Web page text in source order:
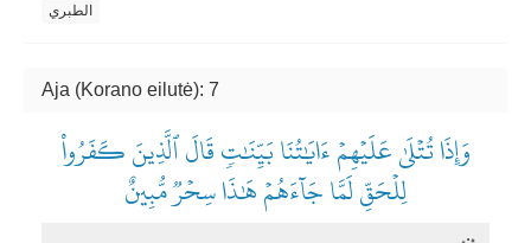
الطبري
Aja (Korano eilutė): 7
وَإِذَا تُتۡلَىٰ عَلَيۡهِمۡ ءَايَٰتُنَا بَيِّنَٰتٖ قَالَ ٱلَّذِينَ كَفَرُواْ
لِلۡحَقِّ لَمَّا جَآءَهُمۡ هَٰذَا سِحۡرٞ مُّبِينٌ